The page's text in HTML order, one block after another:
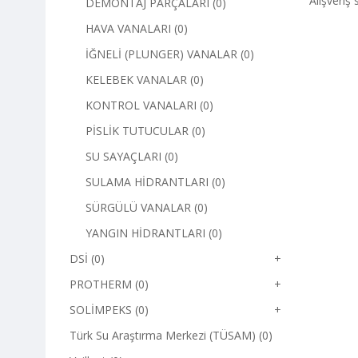
DEMONTAJ PARÇALARI (0)
HAVA VANALARI (0)
İĞNELİ (PLUNGER) VANALAR (0)
KELEBEK VANALAR (0)
KONTROL VANALARI (0)
PİSLİK TUTUCULAR (0)
SU SAYAÇLARI (0)
SULAMA HİDRANTLARI (0)
SÜRGÜLÜ VANALAR (0)
YANGIN HİDRANTLARI (0)
DSİ (0)
+
PROTHERM (0)
+
SOLİMPEKS (0)
+
Türk Su Araştırma Merkezi (TÜSAM) (0)